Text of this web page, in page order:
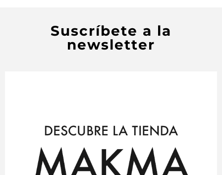
Suscríbete a la
newsletter